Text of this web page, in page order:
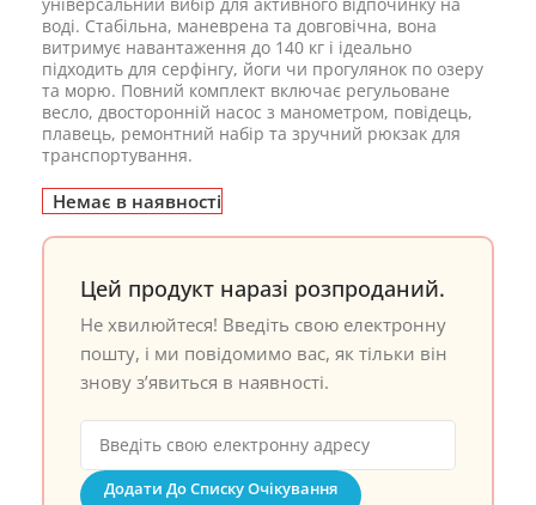
воді. Стабільна, маневрена та довговічна, вона
витримує навантаження до 140 кг і ідеально
підходить для серфінгу, йоги чи прогулянок по озеру
та морю. Повний комплект включає регульоване
весло, двосторонній насос з манометром, повідець,
плавець, ремонтний набір та зручний рюкзак для
транспортування.
Немає в наявності
Цей продукт наразі розпроданий.
Не хвилюйтеся! Введіть свою електронну
пошту, і ми повідомимо вас, як тільки він
знову з’явиться в наявності.
Додати До Списку Очікування